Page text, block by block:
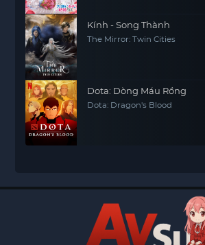
Kính - Song Thành
The Mirror: Twin Cities
Dota: Dòng Máu Rồng
Dota: Dragon's Blood